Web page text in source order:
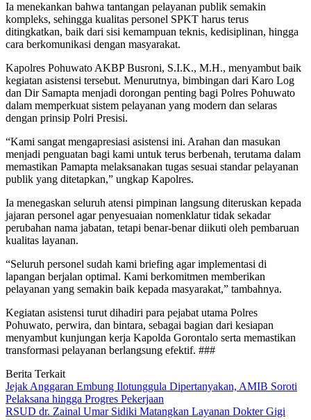
Ia menekankan bahwa tantangan pelayanan publik semakin
kompleks, sehingga kualitas personel SPKT harus terus
ditingkatkan, baik dari sisi kemampuan teknis, kedisiplinan, hingga
cara berkomunikasi dengan masyarakat.
Kapolres Pohuwato AKBP Busroni, S.I.K., M.H., menyambut baik
kegiatan asistensi tersebut. Menurutnya, bimbingan dari Karo Log
dan Dir Samapta menjadi dorongan penting bagi Polres Pohuwato
dalam memperkuat sistem pelayanan yang modern dan selaras
dengan prinsip Polri Presisi.
“Kami sangat mengapresiasi asistensi ini. Arahan dan masukan
menjadi penguatan bagi kami untuk terus berbenah, terutama dalam
memastikan Pamapta melaksanakan tugas sesuai standar pelayanan
publik yang ditetapkan,” ungkap Kapolres.
Ia menegaskan seluruh atensi pimpinan langsung diteruskan kepada
jajaran personel agar penyesuaian nomenklatur tidak sekadar
perubahan nama jabatan, tetapi benar-benar diikuti oleh pembaruan
kualitas layanan.
“Seluruh personel sudah kami briefing agar implementasi di
lapangan berjalan optimal. Kami berkomitmen memberikan
pelayanan yang semakin baik kepada masyarakat,” tambahnya.
Kegiatan asistensi turut dihadiri para pejabat utama Polres
Pohuwato, perwira, dan bintara, sebagai bagian dari kesiapan
menyambut kunjungan kerja Kapolda Gorontalo serta memastikan
transformasi pelayanan berlangsung efektif. ###
Berita Terkait
Jejak Anggaran Embung Ilotunggula Dipertanyakan, AMIB Soroti
Pelaksana hingga Progres Pekerjaan
RSUD dr. Zainal Umar Sidiki Matangkan Layanan Dokter Gigi